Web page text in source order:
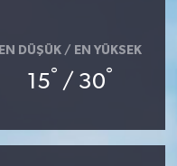
EN DÜŞÜK / EN YÜKSEK
15° / 30°